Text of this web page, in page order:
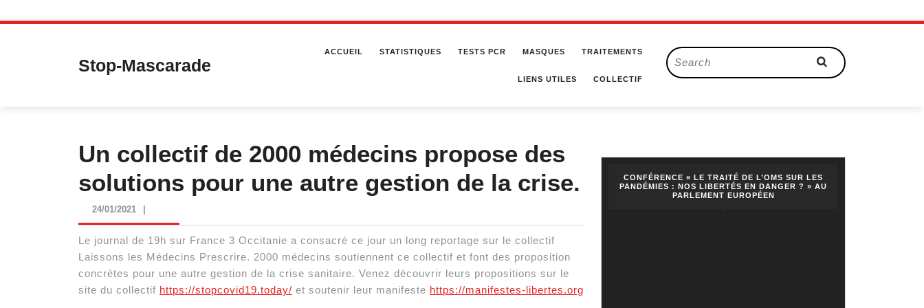
Skip
Stop-Mascarade
ACCUEIL STATISTIQUES TESTS PCR MASQUES TRAITEMENTS
LIENS UTILES COLLECTIF
Search
for:
Un collectif de 2000 médecins propose des
solutions pour une autre gestion de la crise.
24/01/202124/01/2021
Le journal de 19h sur France 3 Occitanie a consacré ce jour un long reportage sur le collectif
Laissons les Médecins Prescrire. 2000 médecins soutiennent ce collectif et font des proposition
concrètes pour une autre gestion de la crise sanitaire. Venez découvrir leurs propositions sur le
site du collectif https://stopcovid19.today/ et soutenir leur manifeste https://manifestes-libertes.org
CONFÉRENCE « LE TRAITÉ DE L’OMS SUR LES
PANDÉMIES : NOS LIBERTÉS EN DANGER ? » AU
PARLEMENT EUROPÉEN